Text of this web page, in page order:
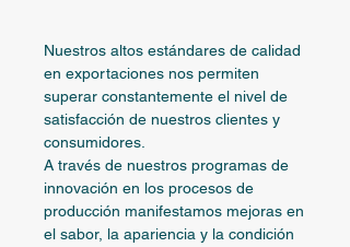
Nuestros altos estándares de calidad
en exportaciones nos permiten
superar constantemente el nivel de
satisfacción de nuestros clientes y
consumidores.
A través de nuestros programas de
innovación en los procesos de
producción manifestamos mejoras en
el sabor, la apariencia y la condición